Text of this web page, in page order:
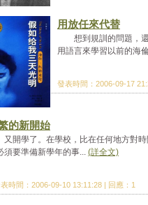
用放任來代替
想到規訓的問題，還
用語言來學習以前的海
發表時間：2006-09-17
的新開始
學了。在學校，比在任何地方對
須要準備新學年的事... (詳全文)
時間：2006-09-10 13:11:28 | 回應：1